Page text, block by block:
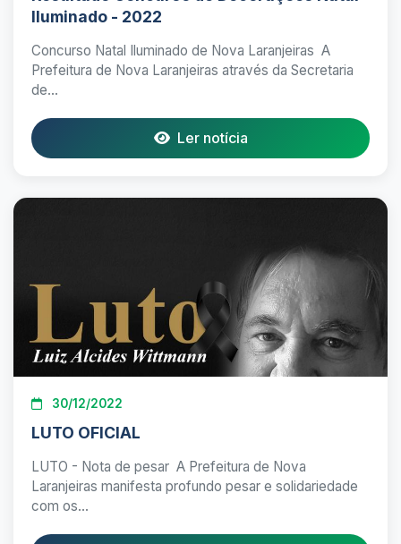
Iluminado - 2022
Concurso Natal Iluminado de Nova Laranjeiras A
Prefeitura de Nova Laranjeiras através da Secretaria
de...
Ler notícia
30/12/2022
LUTO OFICIAL
LUTO - Nota de pesar A Prefeitura de Nova
Laranjeiras manifesta profundo pesar e solidariedade
com os...